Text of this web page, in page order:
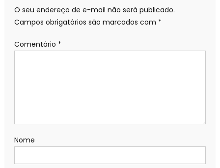
O seu endereço de e-mail não será publicado.
Campos obrigatórios são marcados com *
Comentário *
Nome